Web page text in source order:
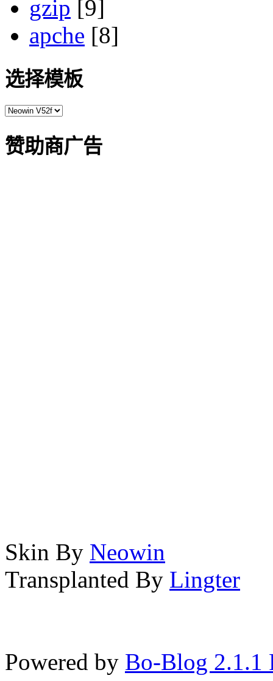
gzip [9]
apche [8]
选择模板
赞助商广告
Skin By Neowin
Transplanted By Lingter
Powered by Bo-Blog 2.1.1